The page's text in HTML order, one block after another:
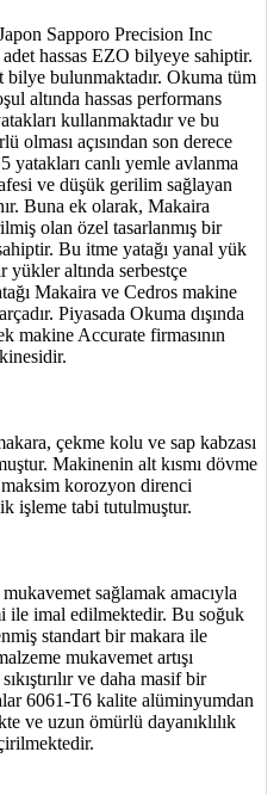
Sapporo Precision Inc
hassas EZO bilyeye sahiptir.
bulunmaktadır. Okuma tüm
altında hassas performans
kullanmaktadır ve bu
olması açısından son derece
canlı yemle avlanma
ve düşük gerilim sağlayan
Buna ek olarak, Makaira
olan özel tasarlanmış bir
Bu itme yatağı yanal yük
yükler altında serbestçe
Makaira ve Cedros makine
Piyasada Okuma dışında
makine Accurate firmasının
çekme kolu ve sap kabzası
Makinenin alt kısmı dövme
korozyon direnci
işleme tabi tutulmuştur.
sağlamak amacıyla
ile imal edilmektedir. Bu soğuk
standart bir makara ile
mukavemet artışı
ve daha masif bir
6061-T6 kalite alüminyumdan
ve uzun ömürlü dayanıklılık